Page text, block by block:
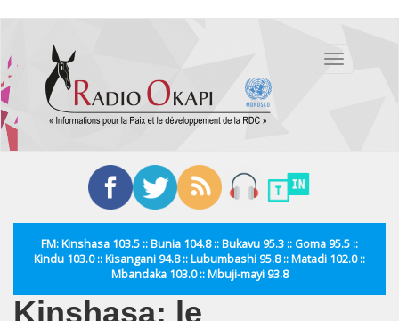
contenu
principal
Toggle
FM: Kinshasa 103.5 :: Bunia 104.8 :: Bukavu 95.3 :: Goma 95.5 ::
Kindu 103.0 :: Kisangani 94.8 :: Lubumbashi 95.8 :: Matadi 102.0 ::
Mbandaka 103.0 :: Mbuji-mayi 93.8
Kinshasa: le